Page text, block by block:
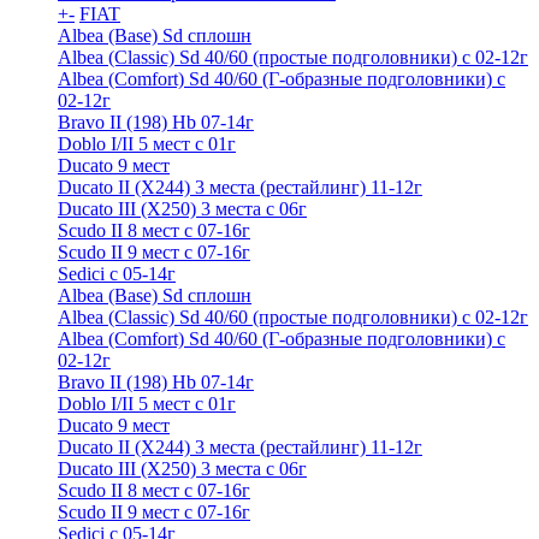
+- FIAT
Albea (Base) Sd сплошн
Albea (Classic) Sd 40/60 (простые подголовники) с 02-12г
Albea (Comfort) Sd 40/60 (Г-образные подголовники) с
02-12г
Bravo II (198) Hb 07-14г
Doblo I/II 5 мест с 01г
Ducato 9 мест
Ducato II (Х244) 3 места (рестайлинг) 11-12г
Ducato III (Х250) 3 места с 06г
Scudo II 8 мест с 07-16г
Scudo II 9 мест с 07-16г
Sedici c 05-14г
Albea (Base) Sd сплошн
Albea (Classic) Sd 40/60 (простые подголовники) с 02-12г
Albea (Comfort) Sd 40/60 (Г-образные подголовники) с
02-12г
Bravo II (198) Hb 07-14г
Doblo I/II 5 мест с 01г
Ducato 9 мест
Ducato II (Х244) 3 места (рестайлинг) 11-12г
Ducato III (Х250) 3 места с 06г
Scudo II 8 мест с 07-16г
Scudo II 9 мест с 07-16г
Sedici c 05-14г